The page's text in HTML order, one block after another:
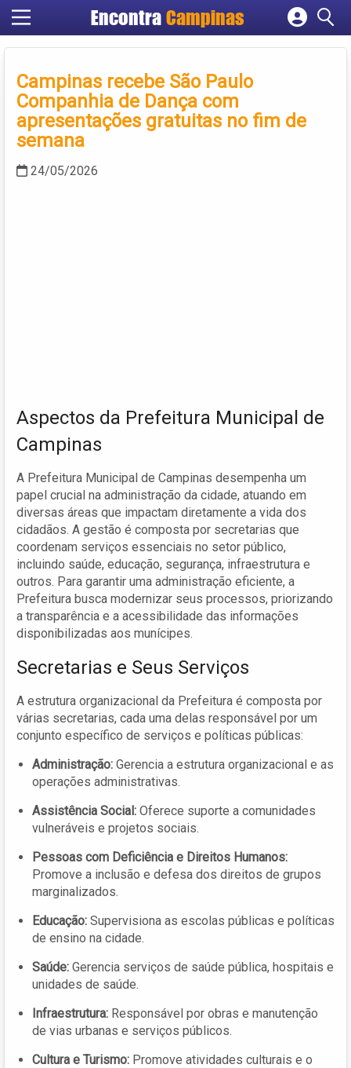
Encontra Campinas
Cadastrar empresa
Criar conta
Campinas recebe São Paulo
Companhia de Dança com
apresentações gratuitas no fim de
semana
24/05/2026
Aspectos da Prefeitura Municipal de
Campinas
A Prefeitura Municipal de Campinas desempenha um
papel crucial na administração da cidade, atuando em
diversas áreas que impactam diretamente a vida dos
cidadãos. A gestão é composta por secretarias que
coordenam serviços essenciais no setor público,
incluindo saúde, educação, segurança, infraestrutura e
outros. Para garantir uma administração eficiente, a
Prefeitura busca modernizar seus processos, priorizando
a transparência e a acessibilidade das informações
disponibilizadas aos munícipes.
Secretarias e Seus Serviços
A estrutura organizacional da Prefeitura é composta por
várias secretarias, cada uma delas responsável por um
conjunto específico de serviços e políticas públicas:
Administração: Gerencia a estrutura organizacional e as
operações administrativas.
Assistência Social: Oferece suporte a comunidades
vulneráveis e projetos sociais.
Pessoas com Deficiência e Direitos Humanos:
Promove a inclusão e defesa dos direitos de grupos
marginalizados.
Educação: Supervisiona as escolas públicas e políticas
de ensino na cidade.
Saúde: Gerencia serviços de saúde pública, hospitais e
unidades de saúde.
Infraestrutura: Responsável por obras e manutenção
de vias urbanas e serviços públicos.
Cultura e Turismo: Promove atividades culturais e o